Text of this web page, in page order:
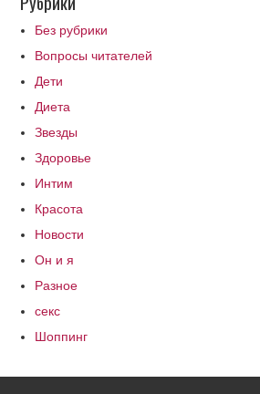
Без рубрики
Вопросы читателей
Дети
Диета
Звезды
Здоровье
Интим
Красота
Новости
Он и я
Разное
секс
Шоппинг